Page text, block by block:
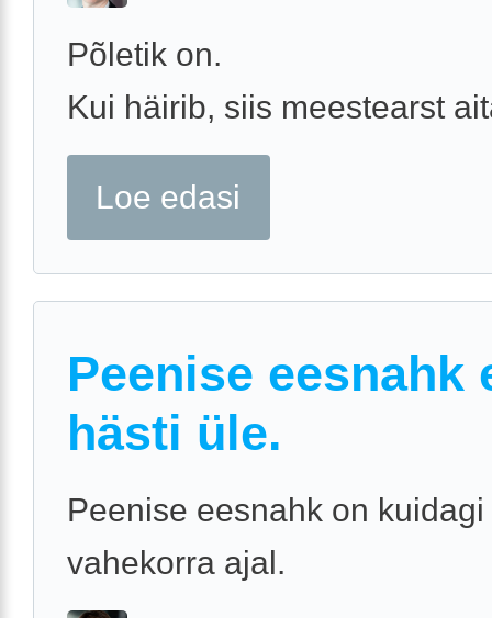
Põletik on.
Kui häirib, siis meestearst
Loe edasi
Peenise eesnahk
hästi üle.
Peenise eesnahk on
vahekorra ajal.